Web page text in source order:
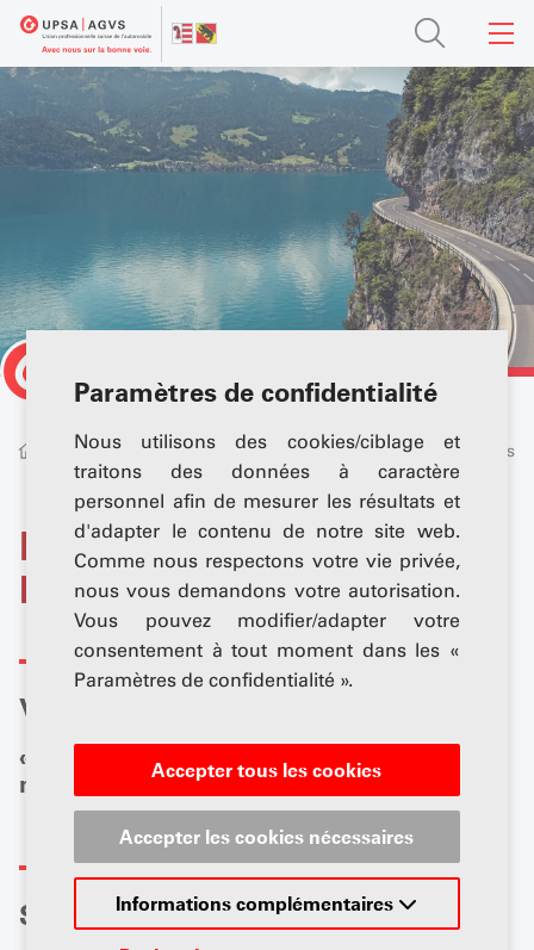
Paramètres de confidentialité
Nous utilisons des cookies/ciblage et
traitons des données à caractère
personnel afin de mesurer les résultats et
d'adapter le contenu de notre site web.
Comme nous respectons votre vie privée,
nous vous demandons votre autorisation.
Vous pouvez modifier/adapter votre
consentement à tout moment dans les «
Paramètres de confidentialité ».
Accepter tous les cookies
Accepter les cookies nécessaires
Informations complémentaires
À propos de nous Portrait Vision, stratégie, valeurs
La vision, la stratégie et
les valeurs de l'UPSA
Vision
«Nous façonnons ensemble l'avenir de la
mobilité en Suisse.»
Stratégie